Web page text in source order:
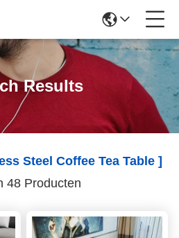
Results
Steel Coffee Tea Table ]
48 Producten